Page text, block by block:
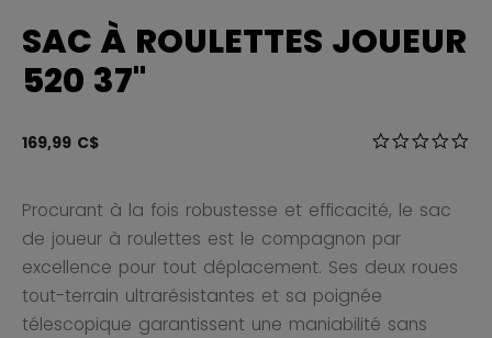
SAC À ROULETTES JOUEUR
520 37"
169,99 C$ 4,9 sur 5
Procurant à la fois robustesse et efficacité, le sac
de joueur à roulettes est le compagnon par
excellence pour tout déplacement. Ses deux roues
tout-terrain ultrarésistantes et sa poignée
télescopique garantissent une maniabilité sans